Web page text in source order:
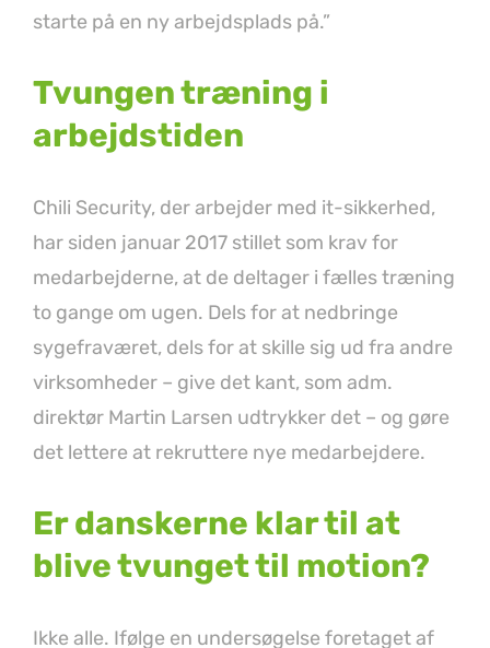
starte på en ny arbejdsplads på.”
Tvungen træning i
arbejdstiden
Chili Security, der arbejder med it-sikkerhed,
har siden januar 2017 stillet som krav for
medarbejderne, at de deltager i fælles træning
to gange om ugen. Dels for at nedbringe
sygefraværet, dels for at skille sig ud fra andre
virksomheder – give det kant, som adm.
direktør Martin Larsen udtrykker det – og gøre
det lettere at rekruttere nye medarbejdere.
Er danskerne klar til at
blive tvunget til motion?
Ikke alle. Ifølge en undersøgelse foretaget af